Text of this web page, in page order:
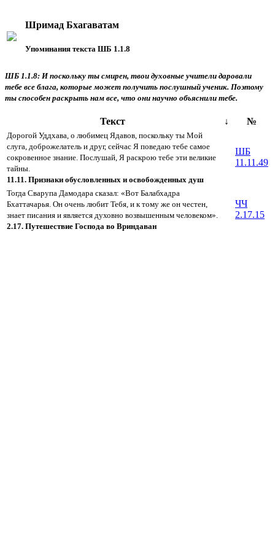
Шримад Бхагаватам
Упоминания текста ШБ 1.1.8
ШБ 1.1.8: И поскольку ты смирен, твои духовные учители даровали
тебе все блага, которые может получить послушный ученик. Поэтому
ты способен раскрыть нам все, что они научно объяснили тебе.
Текст ↓ №
Дорогой Уддхава, о любимец Ядавов, поскольку ты Мой
слуга, доброжелатель и друг, сейчас Я поведаю тебе самое
сокровенное знание. Послушай, Я раскрою тебе эти великие
тайны.
11.11. Признаки обусловленных и освобожденных душ
ШБ
11.11.49
Тогда Сварупа Дамодара сказал: «Вот Балабхадра
Бхаттачарья. Он очень любит Тебя, и к тому же он честен,
знает писания и является духовно возвышенным человеком».
2.17. Путешествие Господа во Вриндаван
ЧЧ
2.17.15